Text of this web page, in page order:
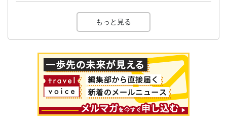
もっと見る